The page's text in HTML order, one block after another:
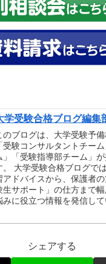
学受験合格ブログ編集
のブログは、大学受験予
「受験コンサルタントチー
」「受験指導部チーム」
。 大学受験合格ブログで
アドバイスから、保護者
生サポート」の仕方まで
みに役立つ情報を発信して
シェアする